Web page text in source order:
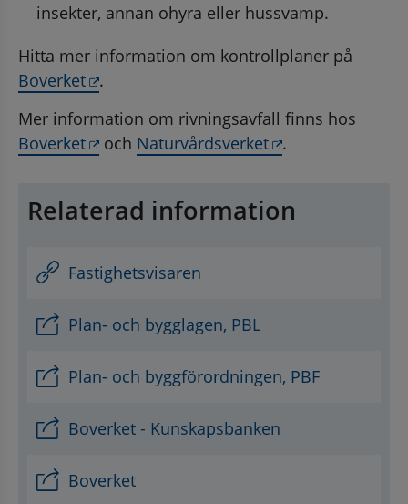
insekter, annan ohyra eller hussvamp.
Boverket Länk till annan webbplats, öppnas i
.
Boverket Länk till annan webbplats, öppnas i
och Naturvårdsverket Länk till annan
.
Relaterad information
Fastighetsvisaren
Plan- och bygglagen, PBL
Plan- och byggförordningen, PBF
Boverket - Kunskapsbanken
Boverket